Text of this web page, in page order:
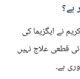
بعض چھوٹے مطالعوں میں وٹامن بی12 کریم نے ایگزیما کی
قطعی علاج نہیں
ہے۔